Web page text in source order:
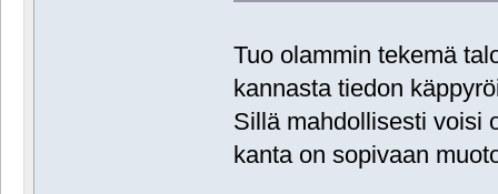
Tuo olammin tekemä
kannasta tiedon
Sillä mahdollisesti voisi
kanta on sopivaan